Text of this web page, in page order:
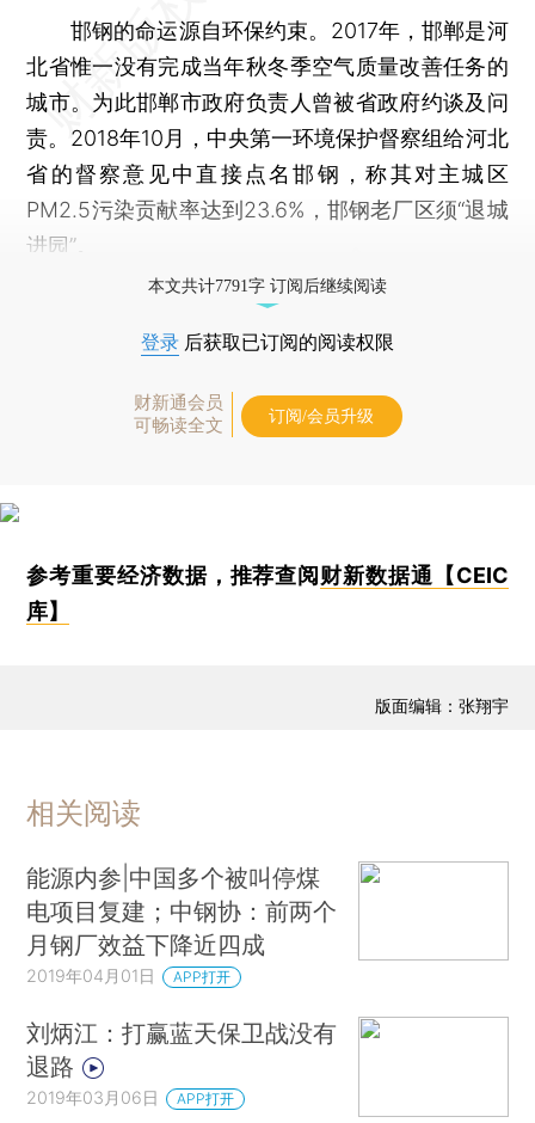
邯钢的命运源自环保约束。2017年，邯郸是河
北省惟一没有完成当年秋冬季空气质量改善任务的
城市。为此邯郸市政府负责人曾被省政府约谈及问
责。2018年10月，中央第一环境保护督察组给河北
省的督察意见中直接点名邯钢，称其对主城区
PM2.5污染贡献率达到23.6%，邯钢老厂区须“退城
进园”。
本文共计7791字 订阅后继续阅读
登录 后获取已订阅的阅读权限
财新通会员
可畅读全文
订阅/会员升级
参考重要经济数据，推荐查阅 财新数据通【CEIC
库】
版面编辑：张翔宇
相关阅读
能源内参|中国多个被叫停煤
电项目复建；中钢协：前两个
月钢厂效益下降近四成
2019年04月01日 APP打开
刘炳江：打赢蓝天保卫战没有
退路
2019年03月06日 APP打开